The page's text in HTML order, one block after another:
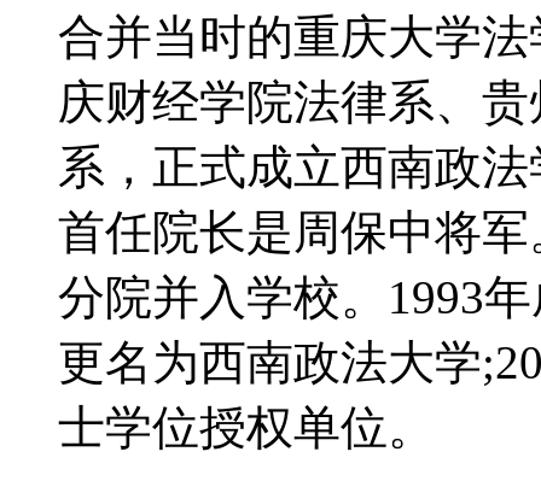
合并当时的重庆大学
庆财经学院法律系、
系，正式成立西南政
首任院长是周保中将
分院并入学校。1993
更名为西南政法大学
士学位授权单位。